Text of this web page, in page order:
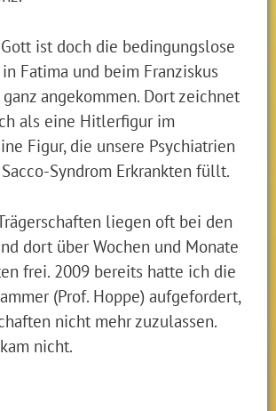
ist doch die bedingungslose
Fatima und beim Franziskus
angekommen. Dort zeichnet
als eine Hitlerfigur im
Figur, die unsere Psychiatrien
Syndrom Erkrankten füllt.
liegen oft bei den
dort über Wochen und Monate
frei. 2009 bereits hatte ich die
(Prof. Hoppe) aufgefordert,
nicht mehr zuzulassen.
nicht.